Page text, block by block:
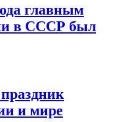
главным
в СССР был
и мире